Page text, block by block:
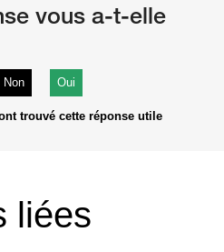
vous a-t-elle
Non Oui
trouvé cette réponse utile
liées